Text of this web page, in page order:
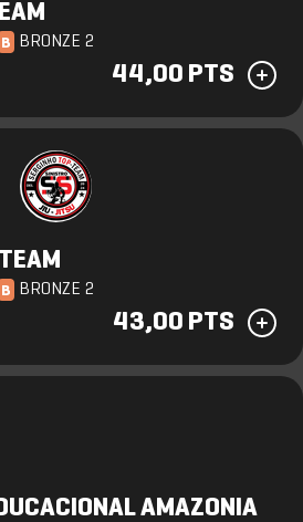
B BRONZE 2
44,00 PTS
B BRONZE 2
43,00 PTS
AMAZONIA